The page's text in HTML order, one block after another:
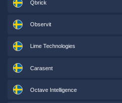
Qbrick
Observit
Lime Technologies
Carasent
Octave Intelligence